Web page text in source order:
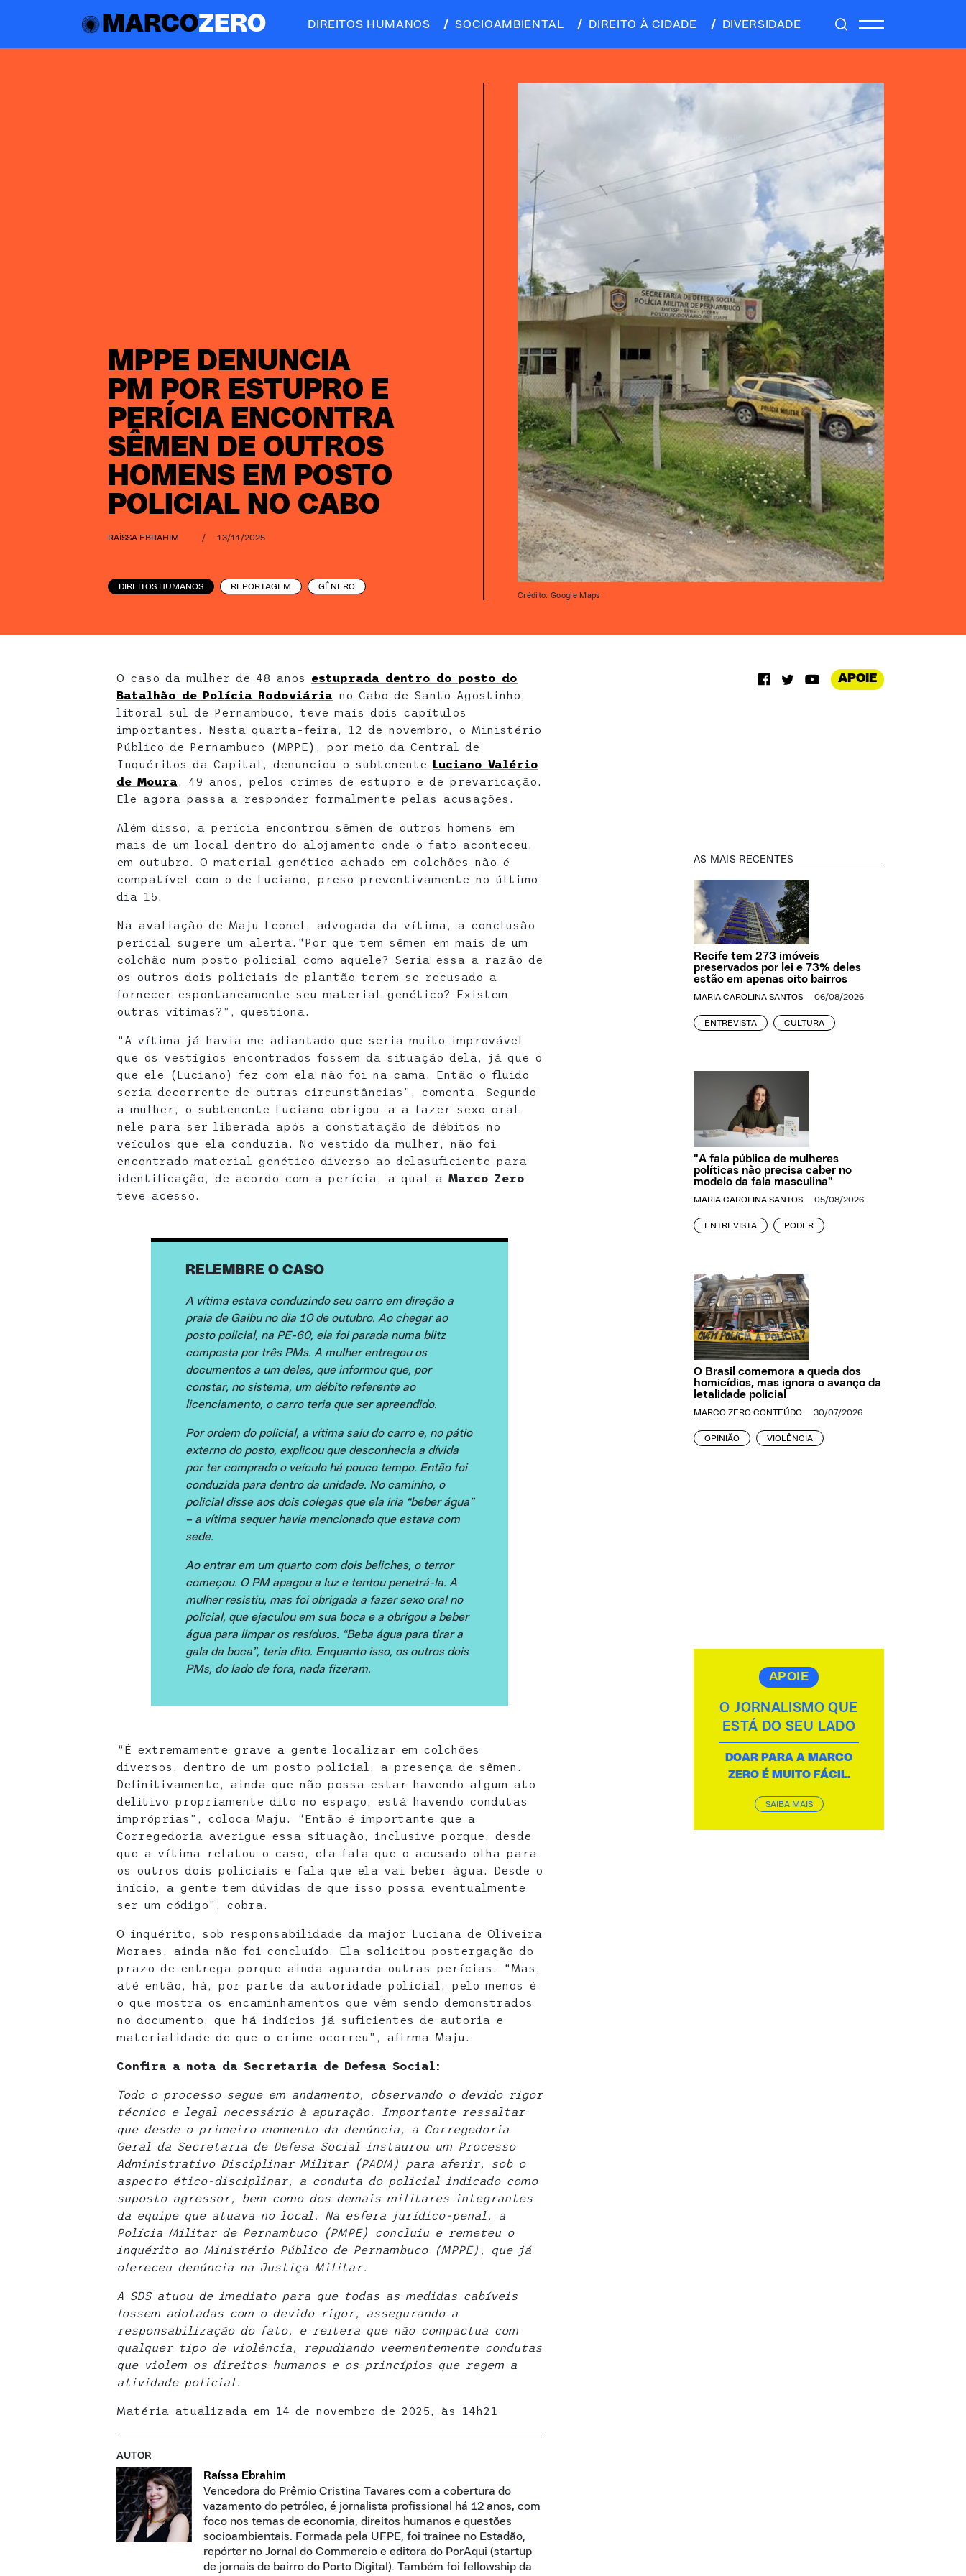
MARCOZERO DIREITOS HUMANOS SOCIOAMBIENTAL DIREITO À CIDADE DIVERSIDADE
MPPE DENUNCIA
PM POR ESTUPRO E
PERÍCIA ENCONTRA
SÊMEN DE OUTROS
HOMENS EM POSTO
POLICIAL NO CABO
RAÍSSA EBRAHIM / 13/11/2025
DIREITOS HUMANOS REPORTAGEM GÊNERO
Crédito: Google Maps
O caso da mulher de 48 anos estuprada dentro do posto do
Batalhão de Polícia Rodoviária no Cabo de Santo Agostinho,
litoral sul de Pernambuco, teve mais dois capítulos
importantes. Nesta quarta-feira, 12 de novembro, o Ministério
Público de Pernambuco (MPPE), por meio da Central de
Inquéritos da Capital, denunciou o subtenente Luciano Valério
de Moura, 49 anos, pelos crimes de estupro e de prevaricação.
Ele agora passa a responder formalmente pelas acusações.
Além disso, a perícia encontrou sêmen de outros homens em
mais de um local dentro do alojamento onde o fato aconteceu,
em outubro. O material genético achado em colchões não é
compatível com o de Luciano, preso preventivamente no último
dia 15.
Na avaliação de Maju Leonel, advogada da vítima, a conclusão
pericial sugere um alerta.“Por que tem sêmen em mais de um
colchão num posto policial como aquele? Seria essa a razão de
os outros dois policiais de plantão terem se recusado a
fornecer espontaneamente seu material genético? Existem
outras vítimas?”, questiona.
“A vítima já havia me adiantado que seria muito improvável
que os vestígios encontrados fossem da situação dela, já que o
que ele (Luciano) fez com ela não foi na cama. Então o fluido
seria decorrente de outras circunstâncias”, comenta. Segundo
a mulher, o subtenente Luciano obrigou-a a fazer sexo oral
nele para ser liberada após a constatação de débitos no
veículos que ela conduzia. No vestido da mulher, não foi
encontrado material genético diverso ao delasuficiente para
identificação, de acordo com a perícia, a qual a Marco Zero
teve acesso.
RELEMBRE O CASO
A vítima estava conduzindo seu carro em direção a
praia de Gaibu no dia 10 de outubro. Ao chegar ao
posto policial, na PE-60, ela foi parada numa blitz
composta por três PMs. A mulher entregou os
documentos a um deles, que informou que, por
constar, no sistema, um débito referente ao
licenciamento, o carro teria que ser apreendido.
Por ordem do policial, a vítima saiu do carro e, no pátio
externo do posto, explicou que desconhecia a dívida
por ter comprado o veículo há pouco tempo. Então foi
conduzida para dentro da unidade. No caminho, o
policial disse aos dois colegas que ela iria “beber água”
– a vítima sequer havia mencionado que estava com
sede.
Ao entrar em um quarto com dois beliches, o terror
começou. O PM apagou a luz e tentou penetrá-la. A
mulher resistiu, mas foi obrigada a fazer sexo oral no
policial, que ejaculou em sua boca e a obrigou a beber
água para limpar os resíduos. “Beba água para tirar a
gala da boca”, teria dito. Enquanto isso, os outros dois
PMs, do lado de fora, nada fizeram.
“É extremamente grave a gente localizar em colchões
diversos, dentro de um posto policial, a presença de sêmen.
Definitivamente, ainda que não possa estar havendo algum ato
delitivo propriamente dito no espaço, está havendo condutas
impróprias”, coloca Maju. “Então é importante que a
Corregedoria averigue essa situação, inclusive porque, desde
que a vítima relatou o caso, ela fala que o acusado olha para
os outros dois policiais e fala que ela vai beber água. Desde o
início, a gente tem dúvidas de que isso possa eventualmente
ser um código”, cobra.
O inquérito, sob responsabilidade da major Luciana de Oliveira
Moraes, ainda não foi concluído. Ela solicitou postergação do
prazo de entrega porque ainda aguarda outras perícias. “Mas,
até então, há, por parte da autoridade policial, pelo menos é
o que mostra os encaminhamentos que vêm sendo demonstrados
no documento, que há indícios já suficientes de autoria e
materialidade de que o crime ocorreu”, afirma Maju.
Confira a nota da Secretaria de Defesa Social:
Todo o processo segue em andamento, observando o devido rigor
técnico e legal necessário à apuração. Importante ressaltar
que desde o primeiro momento da denúncia, a Corregedoria
Geral da Secretaria de Defesa Social instaurou um Processo
Administrativo Disciplinar Militar (PADM) para aferir, sob o
aspecto ético-disciplinar, a conduta do policial indicado como
suposto agressor, bem como dos demais militares integrantes
da equipe que atuava no local. Na esfera jurídico-penal, a
Polícia Militar de Pernambuco (PMPE) concluiu e remeteu o
inquérito ao Ministério Público de Pernambuco (MPPE), que já
ofereceu denúncia na Justiça Militar.
A SDS atuou de imediato para que todas as medidas cabíveis
fossem adotadas com o devido rigor, assegurando a
responsabilização do fato, e reitera que não compactua com
qualquer tipo de violência, repudiando veementemente condutas
que violem os direitos humanos e os princípios que regem a
atividade policial.
Matéria atualizada em 14 de novembro de 2025, às 14h21
AUTOR
Raíssa Ebrahim
Vencedora do Prêmio Cristina Tavares com a cobertura do
vazamento do petróleo, é jornalista profissional há 12 anos, com
foco nos temas de economia, direitos humanos e questões
socioambientais. Formada pela UFPE, foi trainee no Estadão,
repórter no Jornal do Commercio e editora do PorAqui (startup
de jornais de bairro do Porto Digital). Também foi fellowship da
APOIE
AS MAIS RECENTES
Recife tem 273 imóveis
preservados por lei e 73% deles
estão em apenas oito bairros
MARIA CAROLINA SANTOS 06/08/2026
ENTREVISTA CULTURA
"A fala pública de mulheres
políticas não precisa caber no
modelo da fala masculina"
MARIA CAROLINA SANTOS 05/08/2026
ENTREVISTA PODER
O Brasil comemora a queda dos
homicídios, mas ignora o avanço da
letalidade policial
MARCO ZERO CONTEÚDO 30/07/2026
OPINIÃO VIOLÊNCIA
APOIE
O JORNALISMO QUE
ESTÁ DO SEU LADO
DOAR PARA A MARCO
ZERO É MUITO FÁCIL.
SAIBA MAIS